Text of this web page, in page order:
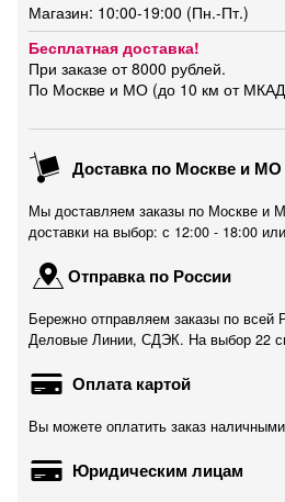
Магазин: 10:00-19:00 (Пн.-Пт.)
Бесплатная доставка!
При заказе от 8000 рублей.
По Москве и МО (до 10 км от
Доставка по Москве и МО
Мы доставляем заказы по Москве и
доставки на выбор: с 12:00 - 18:00
Отправка по России
Бережно отправляем заказы по всей
Деловые Линии, СДЭК. На выбор 22
Оплата картой
Вы можете оплатить заказ
Юридическим лицам